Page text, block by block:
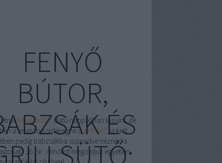
FENYŐ
BÚTOR,
ÉS
fenyő bútor illatú nappaliban lazulni, de
a teraszon sisteregne agrillsütő, a kert
pedig babzsákba süppedve néznéd a
Jó hír: mindezt megoldjuk egyetlen